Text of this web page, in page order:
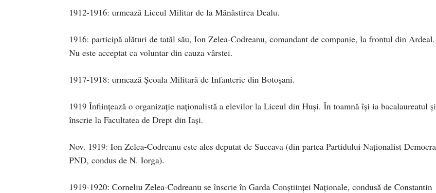
1912-1916: urmează Liceul Militar de la Mănăstirea Dealu.
1916: participă alături de tatăl său, Ion Zelea-Codreanu, comandant de companie, la frontul din Ardeal.
Nu este acceptat ca voluntar din cauza vârstei.
1917-1918: urmează Şcoala Militară de Infanterie din Botoşani.
1919 Înfiinţează o organizaţie naţionalistă a elevilor la Liceul din Huşi. În toamnă îşi ia bacalaureatul
înscrie la Facultatea de Drept din Iaşi.
Nov. 1919: Ion Zelea-Codreanu este ales deputat de Suceava (din partea Partidului Naţionalist
PND, condus de N. Iorga).
1919-1920: Corneliu Zelea-Codreanu se înscrie în Garda Conştiinţei Naţionale, condusă de Constantin